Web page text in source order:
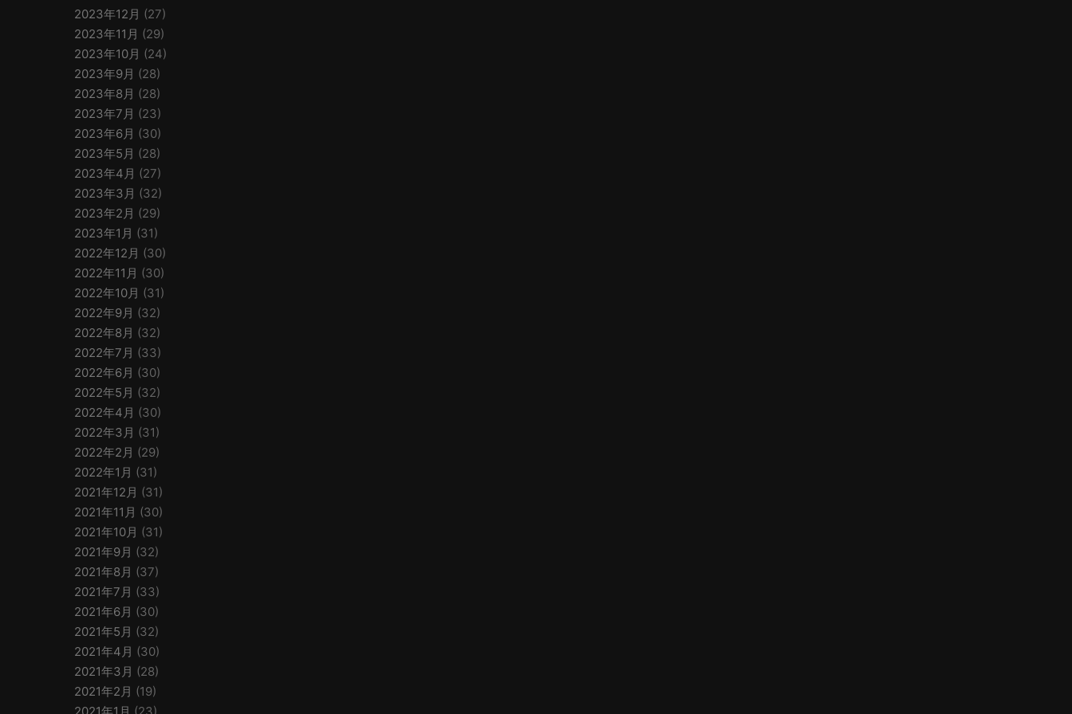
2023年12月 (27)
2023年11月 (29)
2023年10月 (24)
2023年9月 (28)
2023年8月 (28)
2023年7月 (23)
2023年6月 (30)
2023年5月 (28)
2023年4月 (27)
2023年3月 (32)
2023年2月 (29)
2023年1月 (31)
2022年12月 (30)
2022年11月 (30)
2022年10月 (31)
2022年9月 (32)
2022年8月 (32)
2022年7月 (33)
2022年6月 (30)
2022年5月 (32)
2022年4月 (30)
2022年3月 (31)
2022年2月 (29)
2022年1月 (31)
2021年12月 (31)
2021年11月 (30)
2021年10月 (31)
2021年9月 (32)
2021年8月 (37)
2021年7月 (33)
2021年6月 (30)
2021年5月 (32)
2021年4月 (30)
2021年3月 (28)
2021年2月 (19)